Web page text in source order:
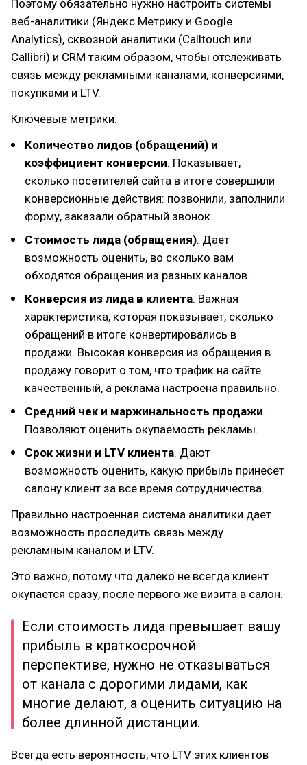
Поэтому обязательно нужно настроить системы
веб-аналитики (Яндекс.Метрику и Google
Analytics), сквозной аналитики (Calltouch или
Callibri) и CRM таким образом, чтобы отслеживать
связь между рекламными каналами, конверсиями,
покупками и LTV.
Ключевые метрики:
Количество лидов (обращений) и
коэффициент конверсии. Показывает,
сколько посетителей сайта в итоге совершили
конверсионные действия: позвонили, заполнили
форму, заказали обратный звонок.
Стоимость лида (обращения). Дает
возможность оценить, во сколько вам
обходятся обращения из разных каналов.
Конверсия из лида в клиента. Важная
характеристика, которая показывает, сколько
обращений в итоге конвертировались в
продажи. Высокая конверсия из обращения в
продажу говорит о том, что трафик на сайте
качественный, а реклама настроена правильно.
Средний чек и маржинальность продажи.
Позволяют оценить окупаемость рекламы.
Срок жизни и LTV клиента. Дают
возможность оценить, какую прибыль принесет
салону клиент за все время сотрудничества.
Правильно настроенная система аналитики дает
возможность проследить связь между
рекламным каналом и LTV.
Это важно, потому что далеко не всегда клиент
окупается сразу, после первого же визита в салон.
Если стоимость лида превышает вашу
прибыль в краткосрочной
перспективе, нужно не отказываться
от канала с дорогими лидами, как
многие делают, а оценить ситуацию на
более длинной дистанции.
Всегда есть вероятность, что LTV этих клиентов